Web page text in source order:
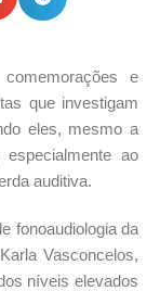
e
que investigam
eles, mesmo a
ao
auditiva.
fonoaudiologia da
Vasconcelos,
níveis elevados